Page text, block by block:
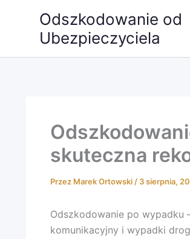
Odszkodowanie od
Ubezpieczyciela
skuteczna
Przez Marek Ortowski / 3 sierpnia,
Odszkodowanie po wypadku
komunikacyjny i wypadki